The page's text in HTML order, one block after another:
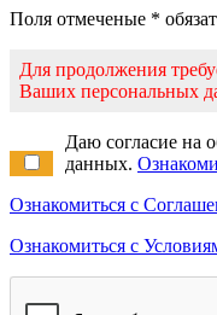
Поля отмеченые *
Для продолжения
Ваших персональных
Даю согласие на
данных.
Ознакомиться с
Ознакомиться с